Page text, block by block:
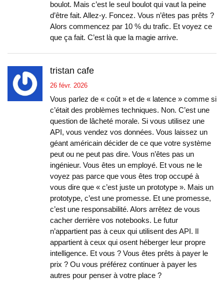
boulot. Mais c’est le seul boulot qui vaut la peine
d’être fait. Allez-y. Foncez. Vous n’êtes pas prêts ?
Alors commencez par 10 % du trafic. Et voyez ce
que ça fait. C’est là que la magie arrive.
tristan cafe
26 févr. 2026
Vous parlez de « coût » et de « latence » comme si
c’était des problèmes techniques. Non. C’est une
question de lâcheté morale. Si vous utilisez une
API, vous vendez vos données. Vous laissez un
géant américain décider de ce que votre système
peut ou ne peut pas dire. Vous n’êtes pas un
ingénieur. Vous êtes un employé. Et vous ne le
voyez pas parce que vous êtes trop occupé à
vous dire que « c’est juste un prototype ». Mais un
prototype, c’est une promesse. Et une promesse,
c’est une responsabilité. Alors arrêtez de vous
cacher derrière vos notebooks. Le futur
n’appartient pas à ceux qui utilisent des API. Il
appartient à ceux qui osent héberger leur propre
intelligence. Et vous ? Vous êtes prêts à payer le
prix ? Ou vous préférez continuer à payer les
autres pour penser à votre place ?